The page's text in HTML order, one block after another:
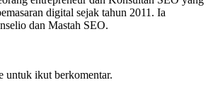
digital sejak tahun 2011. Ia
dan Mastah SEO.
untuk ikut berkomentar.